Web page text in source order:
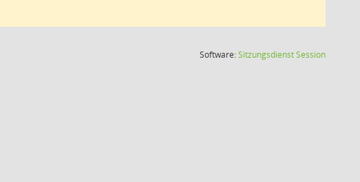
Software:SitzungsdienstSession(Wird in